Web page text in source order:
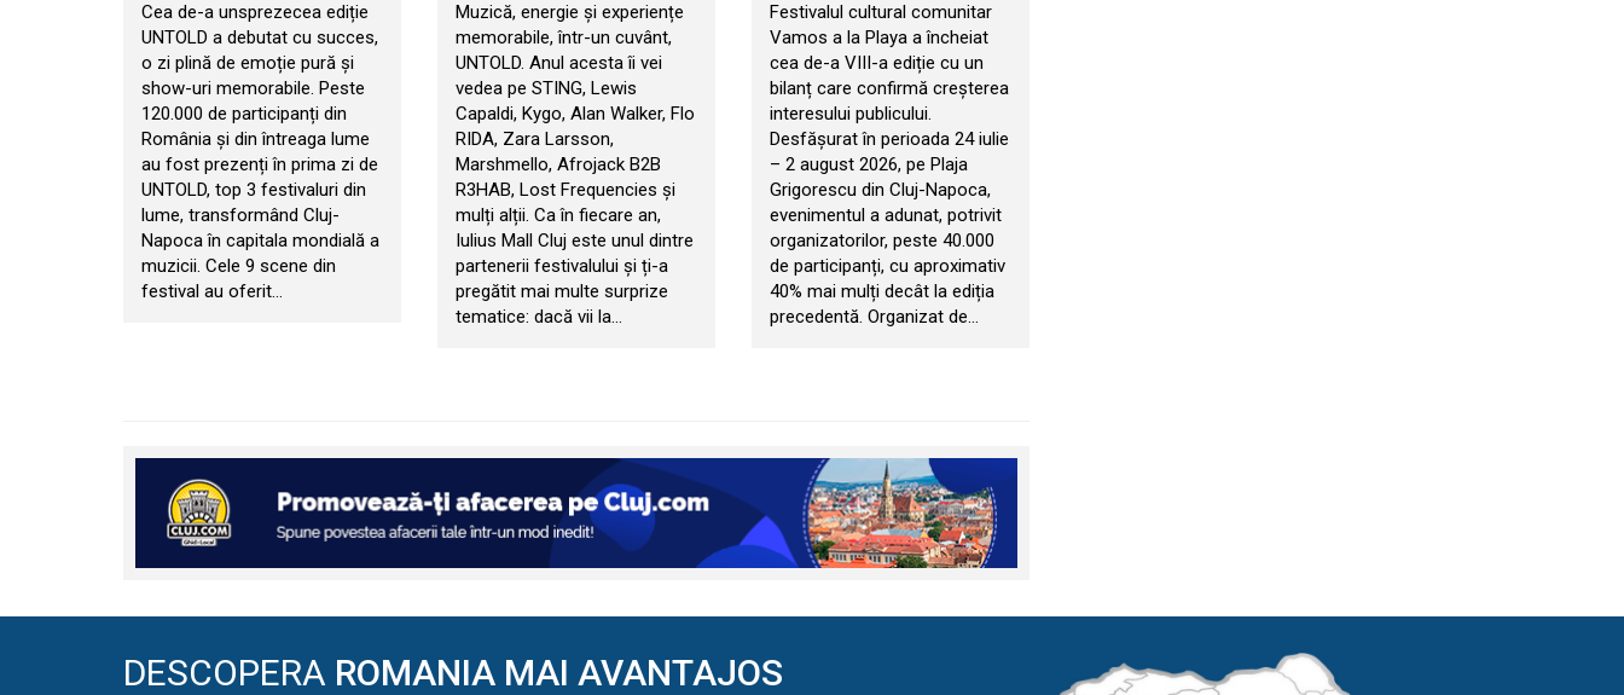
Cea de-a unsprezecea ediție
UNTOLD a debutat cu succes,
o zi plină de emoție pură și
show-uri memorabile. Peste
120.000 de participanți din
România și din întreaga lume
au fost prezenți în prima zi de
UNTOLD, top 3 festivaluri din
lume, transformând Cluj-
Napoca în capitala mondială a
muzicii. Cele 9 scene din
festival au oferit…
Muzică, energie și experiențe
memorabile, într-un cuvânt,
UNTOLD. Anul acesta îi vei
vedea pe STING, Lewis
Capaldi, Kygo, Alan Walker, Flo
RIDA, Zara Larsson,
Marshmello, Afrojack B2B
R3HAB, Lost Frequencies și
mulți alții. Ca în fiecare an,
Iulius Mall Cluj este unul dintre
partenerii festivalului și ți-a
pregătit mai multe surprize
tematice: dacă vii la…
Festivalul cultural comunitar
Vamos a la Playa a încheiat
cea de-a VIII-a ediție cu un
bilanț care confirmă creșterea
interesului publicului.
Desfășurat în perioada 24 iulie
– 2 august 2026, pe Plaja
Grigorescu din Cluj-Napoca,
evenimentul a adunat, potrivit
organizatorilor, peste 40.000
de participanți, cu aproximativ
40% mai mulți decât la ediția
precedentă. Organizat de…
DESCOPERA ROMANIA MAI AVANTAJOS